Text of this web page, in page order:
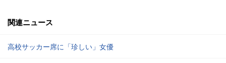
関連ニュース
高校サッカー席に「珍しい」女優